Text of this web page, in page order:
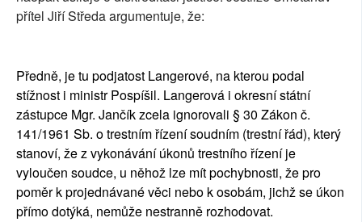
přítel Jiří Středa argumentuje, že:
Předně, je tu podjatost Langerové, na kterou podal
stížnost i ministr Pospíšil. Langerová i okresní státní
zástupce Mgr. Jančík zcela ignorovali § 30 Zákon č.
141/1961 Sb. o trestním řízení soudním (trestní řád), který
stanoví, že z vykonávání úkonů trestního řízení je
vyloučen soudce, u něhož lze mít pochybnosti, že pro
poměr k projednávané věci nebo k osobám, jichž se úkon
přímo dotýká, nemůže nestranně rozhodovat.